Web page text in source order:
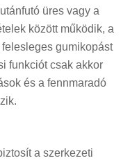
üres vagy a
között működik, a
gumikopást
funkciót csak akkor
és a fennmaradó
a szerkezeti